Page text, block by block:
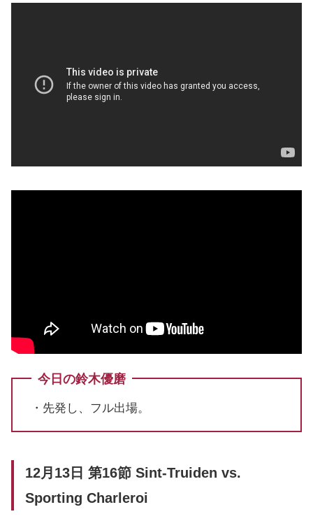
今日の鈴木優磨
・先発し、フル出場。
12月13日 第16節 Sint-Truiden vs.
Sporting Charleroi